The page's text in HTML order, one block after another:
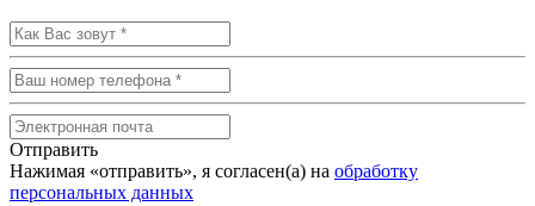
Отправить
Нажимая «отправить», я согласен(а) на обработку
персональных данных